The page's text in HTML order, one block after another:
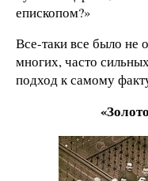
епископом?»
Все-таки все было не
многих, часто
подход к самому